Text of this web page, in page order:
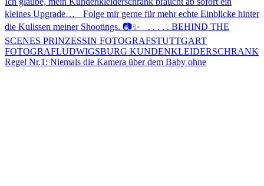
Regel Nr.1: Niemals die Kamera über dem Baby ohne